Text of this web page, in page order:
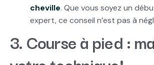
cheville. Que vous soyez un
expert, ce conseil n’est pas à
3. Course à pied :